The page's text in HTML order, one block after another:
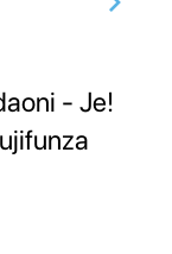
- Je!